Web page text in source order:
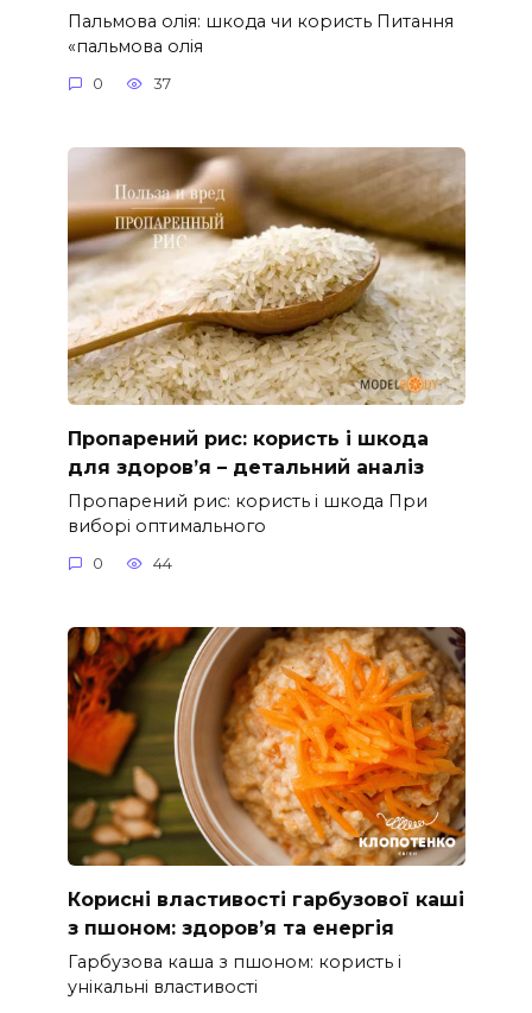
Пальмова олія: шкода чи користь Питання
«пальмова олія
0 37
Пропарений рис: користь і шкода
для здоров’я – детальний аналіз
Пропарений рис: користь і шкода При
виборі оптимального
0 44
Корисні властивості гарбузової каші
з пшоном: здоров’я та енергія
Гарбузова каша з пшоном: користь і
унікальні властивості